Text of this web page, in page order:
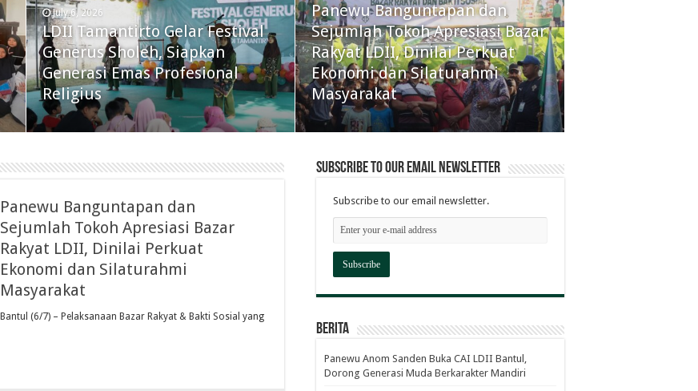
July 6, 2026
LDII Tamantirto Gelar Festival
Generus Sholeh, Siapkan
Generasi Emas Profesional
Religius
Panewu Banguntapan dan
Sejumlah Tokoh Apresiasi Bazar
Rakyat LDII, Dinilai Perkuat
Ekonomi dan Silaturahmi
Masyarakat
Panewu Banguntapan dan
Sejumlah Tokoh Apresiasi Bazar
Rakyat LDII, Dinilai Perkuat
Ekonomi dan Silaturahmi
Masyarakat
Bantul (6/7) – Pelaksanaan Bazar Rakyat & Bakti Sosial yang
Subscribe to our email newsletter
Subscribe to our email newsletter.
Berita
Panewu Anom Sanden Buka CAI LDII Bantul,
Dorong Generasi Muda Berkarakter Mandiri